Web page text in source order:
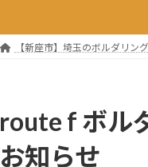
【新座市】埼玉のボルダリン
route f ボル
お知らせ